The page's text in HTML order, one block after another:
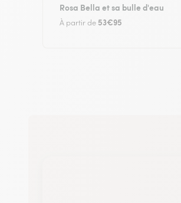
Rosa Bella et sa bulle d'eau
À partir de 53€95